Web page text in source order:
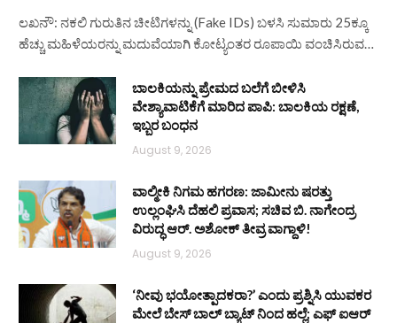
ಲಖನೌ: ನಕಲಿ ಗುರುತಿನ ಚೀಟಿಗಳನ್ನು (Fake IDs) ಬಳಸಿ ಸುಮಾರು 25ಕ್ಕೂ
ಹೆಚ್ಚು ಮಹಿಳೆಯರನ್ನು ಮದುವೆಯಾಗಿ ಕೋಟ್ಯಂತರ ರೂಪಾಯಿ ವಂಚಿಸಿರುವ…
ಬಾಲಕಿಯನ್ನು ಪ್ರೇಮದ ಬಲೆಗೆ ಬೀಳಿಸಿ
ವೇಶ್ಯಾವಾಟಿಕೆಗೆ ಮಾರಿದ ಪಾಪಿ: ಬಾಲಕಿಯ ರಕ್ಷಣೆ,
ಇಬ್ಬರ ಬಂಧನ
August 9, 2026
ವಾಲ್ಮೀಕಿ ನಿಗಮ ಹಗರಣ: ಜಾಮೀನು ಷರತ್ತು
ಉಲ್ಲಂಘಿಸಿ ದೆಹಲಿ ಪ್ರವಾಸ; ಸಚಿವ ಬಿ. ನಾಗೇಂದ್ರ
ವಿರುದ್ಧ ಆರ್. ಅಶೋಕ್ ತೀವ್ರ ವಾಗ್ದಾಳಿ!
August 9, 2026
‘ನೀವು ಭಯೋತ್ಪಾದಕರಾ?’ ಎಂದು ಪ್ರಶ್ನಿಸಿ ಯುವಕರ
ಮೇಲೆ ಬೇಸ್‌ ಬಾಲ್ ಬ್ಯಾಟ್‌ ನಿಂದ ಹಲ್ಲೆ; ಎಫ್‌ ಐಆರ್